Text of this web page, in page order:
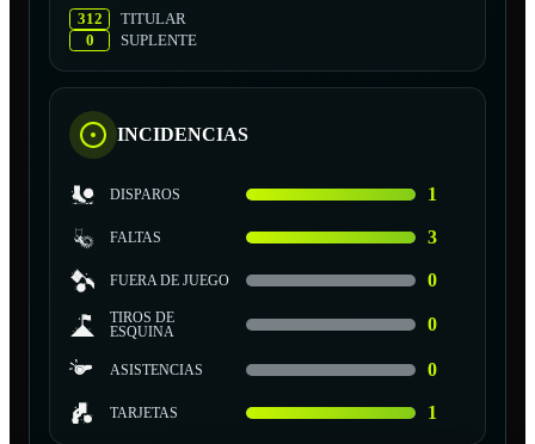
312
TITULAR
0
SUPLENTE
INCIDENCIAS
DISPAROS 1
FALTAS 3
FUERA DE JUEGO 0
TIROS DE
ESQUINA
0
ASISTENCIAS 0
TARJETAS 1